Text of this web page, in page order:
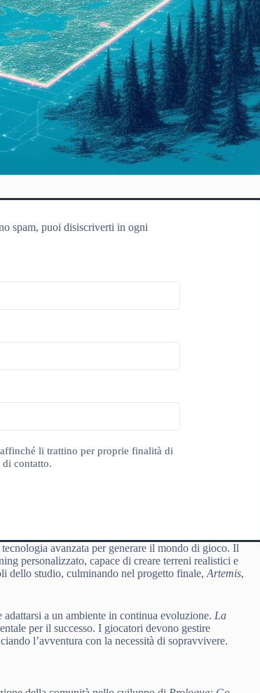
spam, puoi disiscriverti in ogni
li trattino per proprie finalità di
contatto.
tecnologia avanzata per generare il mondo di gioco. Il
personalizzato, capace di creare terreni realistici e
dello studio, culminando nel progetto finale,Artemis,
a un ambiente in continua evoluzione. La
per il successo. I giocatori devono gestire
l’avventura con la necessità di sopravvivere.